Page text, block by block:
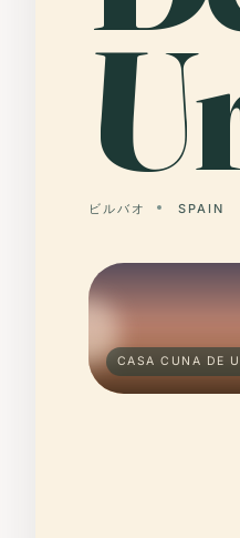
ビルバオ SPAIN
CASA CUNA DE